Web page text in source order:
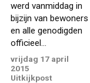
werd vanmiddag in
bijzijn van bewoners
en alle genodigden
officieel...
vrijdag 17 april
2015
Uitkijkpost